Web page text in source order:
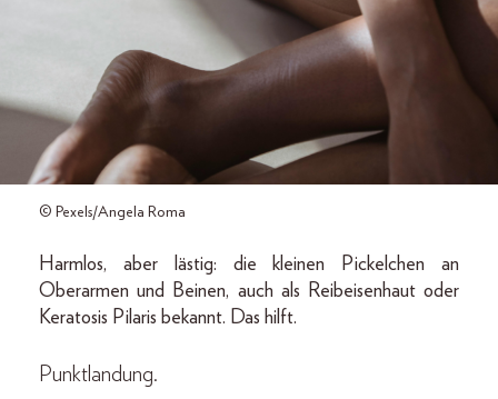
© Pexels/Angela Roma
Harmlos, aber lästig: die kleinen Pickelchen an
Oberarmen und Beinen, auch als Reibeisenhaut oder
Keratosis Pilaris bekannt. Das hilft.
Punktlandung.